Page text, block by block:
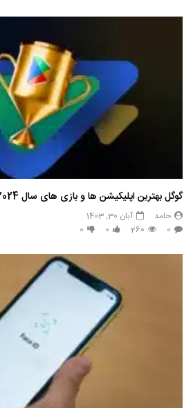
گوگل بهترین اپلیکیشن ها و بازی های سال 2024 را در پلی استور معرفی کرد
حامد
آبان 30, 1403
0
260
0
0